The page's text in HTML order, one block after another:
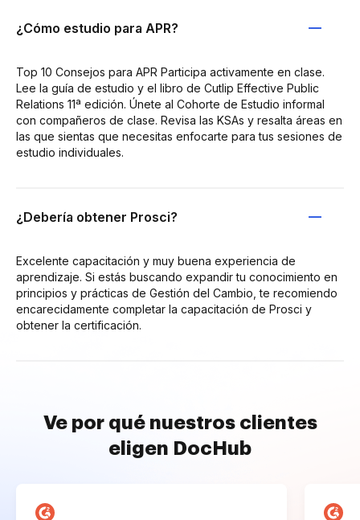
¿Cómo estudio para APR?
Top 10 Consejos para APR Participa activamente en clase.
Lee la guía de estudio y el libro de Cutlip Effective Public
Relations 11ª edición. Únete al Cohorte de Estudio informal
con compañeros de clase. Revisa las KSAs y resalta áreas en
las que sientas que necesitas enfocarte para tus sesiones de
estudio individuales.
¿Debería obtener Prosci?
Excelente capacitación y muy buena experiencia de
aprendizaje. Si estás buscando expandir tu conocimiento en
principios y prácticas de Gestión del Cambio, te recomiendo
encarecidamente completar la capacitación de Prosci y
obtener la certificación.
Ve por qué nuestros clientes
eligen DocHub